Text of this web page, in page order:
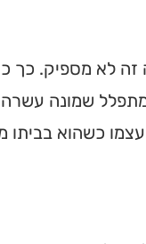
זה לא מספיק. כך
שמונה
עצמו כשהוא בביתו